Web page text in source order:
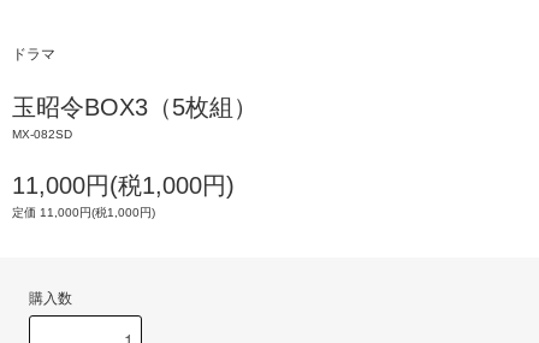
ドラマ
玉昭令BOX3（5枚組）
MX-082SD
11,000円(税1,000円)
定価 11,000円(税1,000円)
購入数